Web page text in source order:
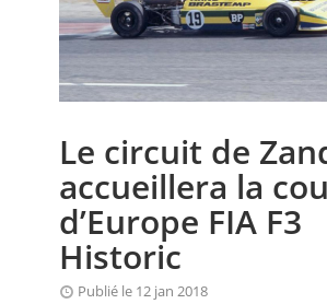
CALENDRIER
ANNUAIRES
PETITES ANNONCES
Le circuit de
accueillera la
d’Europe FIA F3
Historic
Publié le 12 jan 2018